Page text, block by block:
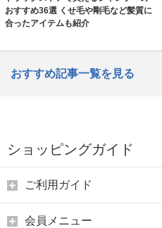
おすすめ36選 くせ毛や剛毛など髪質に
合ったアイテムも紹介
おすすめ記事一覧を見る
ショッピングガイド
ご利用ガイド
会員メニュー